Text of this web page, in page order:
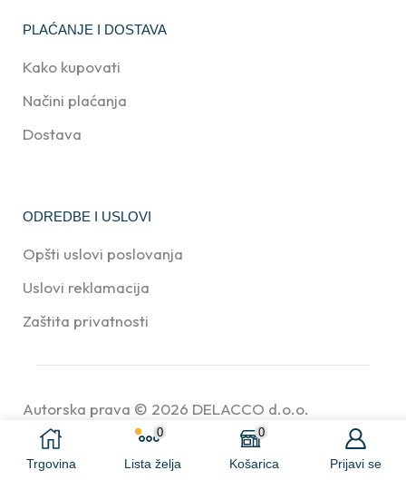
PLAĆANJE I DOSTAVA
Kako kupovati
Načini plaćanja
Dostava
ODREDBE I USLOVI
Opšti uslovi poslovanja
Uslovi reklamacija
Zaštita privatnosti
Autorska prava © 2026 DELACCO d.o.o.
Trgovina
0
Lista želja
0
Košarica Prijavi se